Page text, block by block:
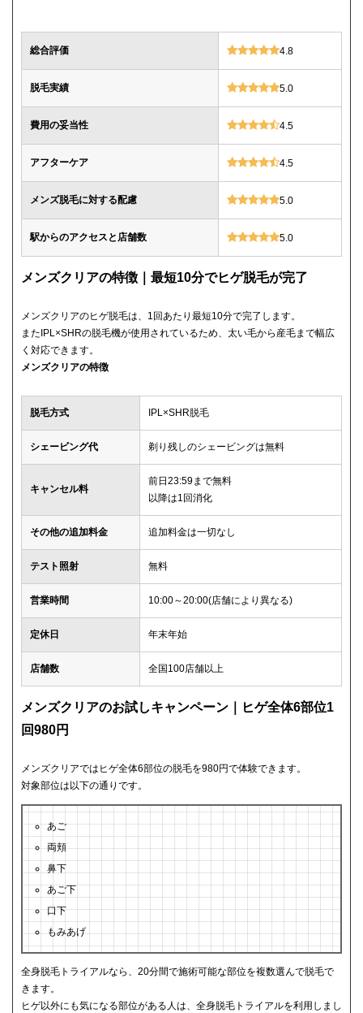
総合評価 4.8
脱毛実績 5.0
費用の妥当性 4.5
アフターケア 4.5
メンズ脱毛に対する配慮 5.0
駅からのアクセスと店舗数 5.0
メンズクリアの特徴｜最短10分でヒゲ脱毛が完了
メンズクリアのヒゲ脱毛は、1回あたり最短10分で完了します。
またIPL×SHRの脱毛機が使用されているため、太い毛から産毛まで幅広
く対応できます。
メンズクリアの特徴
脱毛方式 IPL×SHR脱毛
シェービング代 剃り残しのシェービングは無料
キャンセル料
前日23:59まで無料
以降は1回消化
その他の追加料金 追加料金は一切なし
テスト照射 無料
営業時間 10:00～20:00(店舗により異なる)
定休日 年末年始
店舗数 全国100店舗以上
メンズクリアのお試しキャンペーン｜ヒゲ全体6部位1
回980円
メンズクリアではヒゲ全体6部位の脱毛を980円で体験できます。
対象部位は以下の通りです。
あご
両頬
鼻下
あご下
口下
もみあげ
全身脱毛トライアルなら、20分間で施術可能な部位を複数選んで脱毛で
きます。
ヒゲ以外にも気になる部位がある人は、全身脱毛トライアルを利用しまし